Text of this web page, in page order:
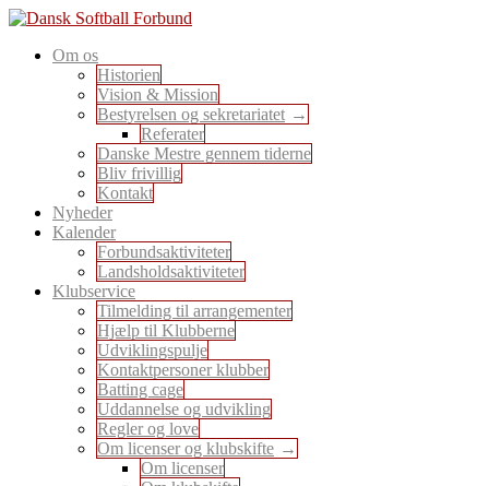
Skip
content
Dansk Softball Forbund
En sport for alle
Om os
Historien
Vision & Mission
Bestyrelsen og sekretariatet
Referater
Danske Mestre gennem tiderne
Bliv frivillig
Kontakt
Nyheder
Kalender
Forbundsaktiviteter
Landsholdsaktiviteter
Klubservice
Tilmelding til arrangementer
Hjælp til Klubberne
Udviklingspulje
Kontaktpersoner klubber
Batting cage
Uddannelse og udvikling
Regler og love
Om licenser og klubskifte
Om licenser